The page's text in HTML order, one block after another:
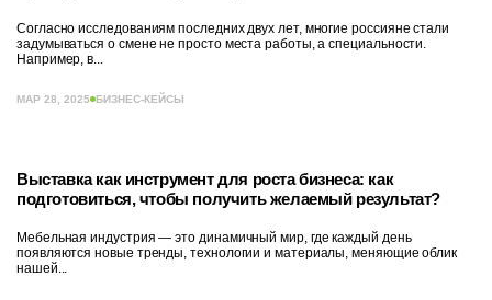
Согласно исследованиям последних двух лет, многие россияне стали
задумываться о смене не просто места работы, а специальности.
Например, в...
МАР 28, 2025 БИЗНЕС-КЕЙСЫ
Выставка как инструмент для роста бизнеса: как
подготовиться, чтобы получить желаемый результат?
Мебельная индустрия — это динамичный мир, где каждый день
появляются новые тренды, технологии и материалы, меняющие облик
нашей...